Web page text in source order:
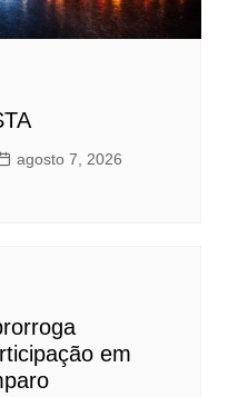
agosto 7, 2026
em